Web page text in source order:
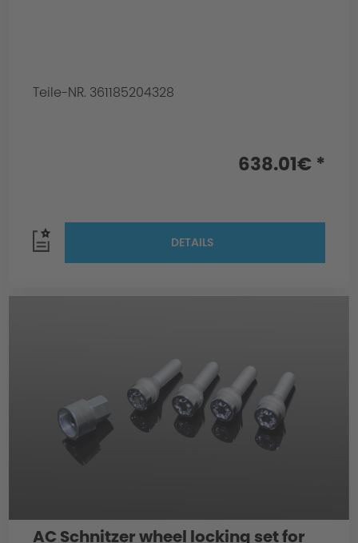
Teile-NR. 361185204328
638.01€ *
DETAILS
AC Schnitzer wheel locking set for